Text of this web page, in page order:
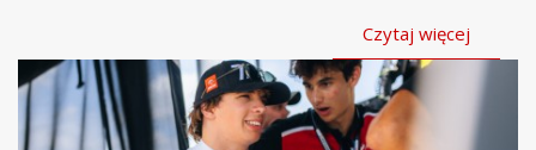
Czytaj więcej